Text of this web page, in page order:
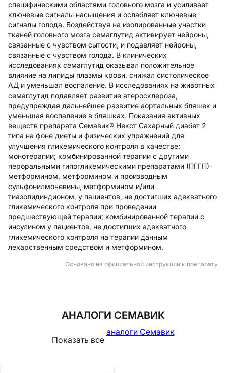
специфическими областями головного мозга и усиливает
ключевые сигналы насыщения и ослабляет ключевые
сигналы голода. Воздействуя на изолированные участки
тканей головного мозга семаглутид активирует нейроны,
связанные с чувством сытости, и подавляет нейроны,
связанные с чувством голода. В клинических
исследованиях семаглутид оказывал положительное
влияние на липиды плазмы крови, снижал систолическое
АД и уменьшал воспаление. В исследованиях на животных
семаглутид подавляет развитие атеросклероза,
предупреждая дальнейшее развитие аортальных бляшек и
уменьшая воспаление в бляшках. Показания активных
веществ препарата Семавик® Некст Сахарный диабет 2
типа на фоне диеты и физических упражнений для
улучшения гликемического контроля в качестве:
монотерапии; комбинированной терапии с другими
пероральными гипогликемическими препаратами (ПГГП)-
метформином, метформином и производным
сульфонилмочевины, метформином и/или
тиазолидиндионом, у пациентов, не достигших адекватного
гликемического контроля при проведении
предшествующей терапии; комбинированной терапии с
инсулином у пациентов, не достигших адекватного
гликемического контроля на терапии данным
лекарственным средством и метформином.
Основано на официальной инструкции к препарату
АНАЛОГИ СЕМАВИК
Показать все
аналоги Семавик